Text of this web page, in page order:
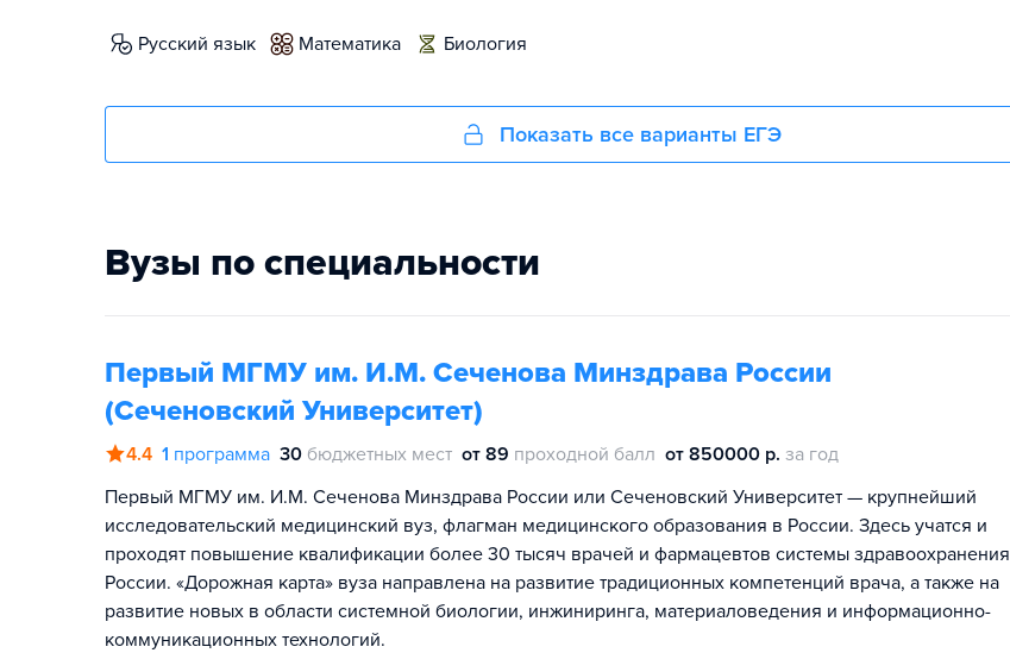
русский язык математика биология
Показать все варианты ЕГЭ
Вузы по специальности
Первый МГМУ им. И.М. Сеченова Минздрава России
(Сеченовский Университет)
4.4 1 программа 30 бюджетных мест от 89 проходной балл от 850000 р. за год
Первый МГМУ им. И.М. Сеченова Минздрава России или Сеченовский Университет — крупнейший
исследовательский медицинский вуз, флагман медицинского образования в России. Здесь учатся и
проходят повышение квалификации более 30 тысяч врачей и фармацевтов системы здравоохранения
России. «Дорожная карта» вуза направлена на развитие традиционных компетенций врача, а также на
развитие новых в области системной биологии, инжиниринга, материаловедения и информационно-
коммуникационных технологий.